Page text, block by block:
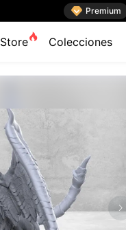
 Premium
Store Colecciones